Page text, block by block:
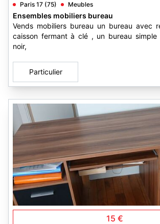
Paris 17 (75) Meubles
Ensembles mobiliers bureau
Vends mobiliers bureau un bureau avec
caisson fermant à clé , un bureau simple
noir,
Particulier
15 €